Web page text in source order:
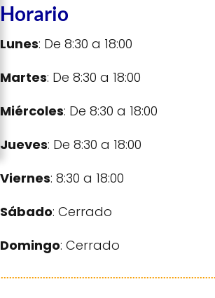
Horario
Lunes: De 8:30 a 18:00
Martes: De 8:30 a 18:00
Miércoles: De 8:30 a 18:00
Jueves: De 8:30 a 18:00
Viernes: 8:30 a 18:00
Sábado: Cerrado
Domingo: Cerrado